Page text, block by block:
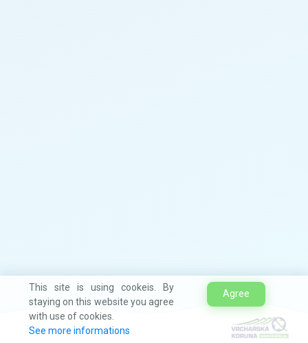
This site is using cookeis. By
staying on this website you agree
with use of cookies.
See more informations
Agree